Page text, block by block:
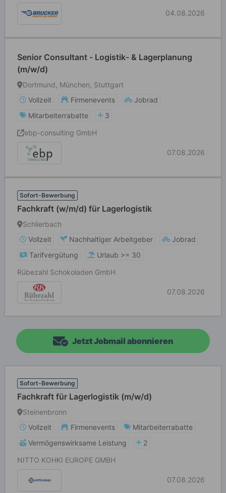
04.08.2026
Senior Consultant - Logistik- & Lagerplanung
(m/w/d)
Dortmund, München, Stuttgart
Vollzeit
Firmenevents
Jobrad
Mitarbeiterrabatte
3
ebp-consulting GmbH
07.08.2026
Sofort-Bewerbung
Fachkraft (w/m/d) für Lagerlogistik
Schlierbach
Vollzeit
Nachhaltiger Arbeitgeber
Jobrad
Tarifvergütung
Urlaub >= 30
Rübezahl Schokoladen GmbH
07.08.2026
Jetzt Jobmail abonnieren
Sofort-Bewerbung
Fachkraft für Lagerlogistik (m/w/d)
Steinenbronn
Vollzeit
Firmenevents
Mitarbeiterrabatte
Vermögenswirksame Leistung
2
NITTO KOHKI EUROPE GMBH
07.08.2026